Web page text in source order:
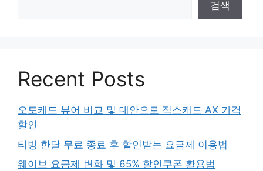
검색
Recent Posts
오토캐드 뷰어 비교 및 대안으로 직스캐드 AX 가격
할인
티빙 한달 무료 종료 후 할인받는 요금제 이용법
웨이브 요금제 변화 및 65% 할인쿠폰 활용법